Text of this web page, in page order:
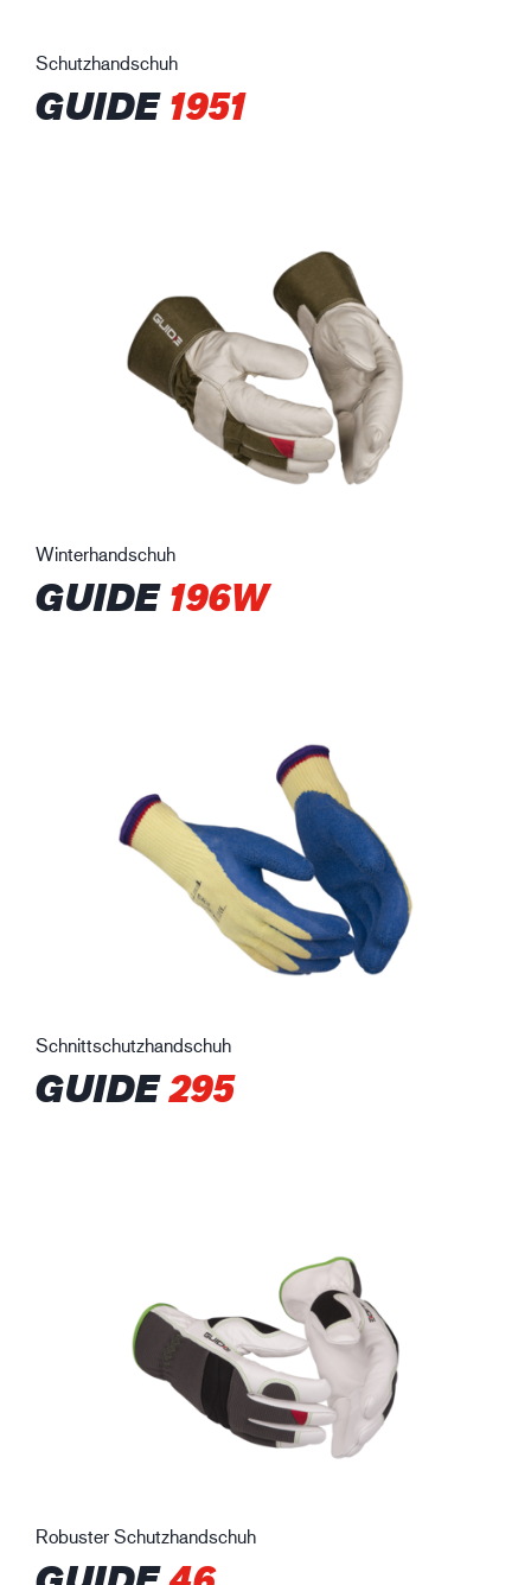
Schutzhandschuh
GUIDE1951
Winterhandschuh
GUIDE196W
Schnittschutzhandschuh
GUIDE295
Robuster Schutzhandschuh